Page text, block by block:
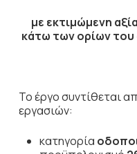
με εκτιμώμενη αξία
κάτω των ορίων
Το έργο συντίθεται
εργασιών:
κατηγορία